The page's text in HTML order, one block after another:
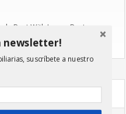
Post With Image Post
newsletter!
suscríbete a nuestro